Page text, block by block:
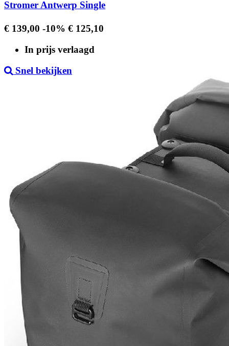
Stromer Antwerp Single
Regular
€ 139,00 -10% Prijs
€ 125,10
In prijs verlaagd
Snel bekijken